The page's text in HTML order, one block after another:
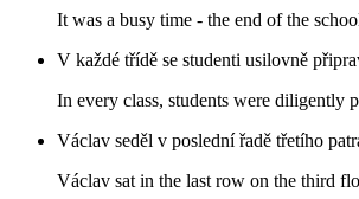
It was a busy time - the end of the
V každé třídě se studenti usilovně
In every class, students were diligently
Václav seděl v poslední řadě třetího
Václav sat in the last row on the third